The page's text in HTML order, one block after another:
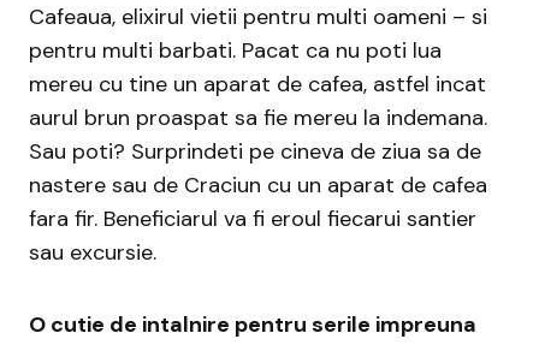
Cafeaua, elixirul vietii pentru multi oameni – si
pentru multi barbati. Pacat ca nu poti lua
mereu cu tine un aparat de cafea, astfel incat
aurul brun proaspat sa fie mereu la indemana.
Sau poti? Surprindeti pe cineva de ziua sa de
nastere sau de Craciun cu un aparat de cafea
fara fir. Beneficiarul va fi eroul fiecarui santier
sau excursie.
O cutie de intalnire pentru serile impreuna